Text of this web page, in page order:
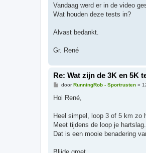
h
Vandaag werd er in de video
Wat houden deze tests in?
Alvast bedankt.
Gr. René
Re: Wat zijn de 3K en 5K
B
r
h
doorRunningRob - Sportrusten»
Hoi René,
Heel simpel, loop 3 of 5 km zo
Meet tijdens de loop je
Dat is een mooie benadering